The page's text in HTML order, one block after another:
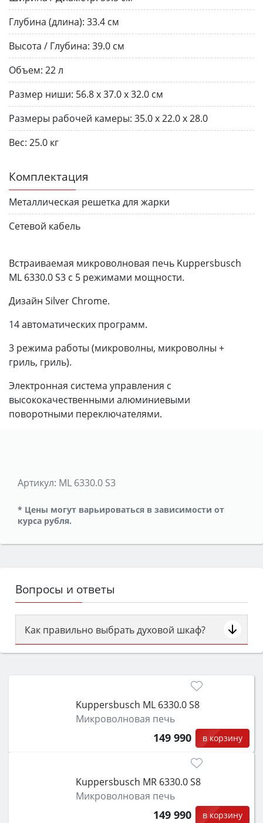
Глубина (длина): 33.4 см
Высота / Глубина: 39.0 см
Объем: 22 л
Размер ниши: 56.8 x 37.0 x 32.0 см
Размеры рабочей камеры: 35.0 x 22.0 x 28.0
Вес: 25.0 кг
Комплектация
Металлическая решетка для жарки
Сетевой кабель
Встраиваемая микроволновая печь Kuppersbusch
ML 6330.0 S3 с 5 режимами мощности.
Дизайн Silver Chrome.
14 автоматических программ.
3 режима работы (микроволны, микроволны +
гриль, гриль).
Электронная система управления с
высококачественными алюминиевыми
поворотными переключателями.
Артикул: ML 6330.0 S3
* Цены могут варьироваться в зависимости от
курса рубля.
Вопросы и ответы
Как правильно выбрать духовой шкаф?
Сначала определитесь с типом (газовый или
затем смотрите на объём 50–70 л для семьи,
функции (конвекция, гриль, самоочистка,
защита от детей).
Kuppersbusch ML 6330.0 S8
Микроволновая печь
149 990 в корзину
Kuppersbusch MR 6330.0 S8
Микроволновая печь
149 990 в корзину